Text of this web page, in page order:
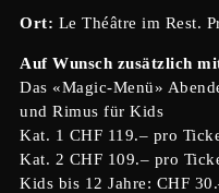
Ort: Le Théâtre im Rest.
Auf Wunsch zusätzlich
Das «Magic-Menü»
und Rimus für Kids
Kat. 1 CHF 119.– pro
Kat. 2 CHF 109.– pro
Kids bis 12 Jahre: CHF